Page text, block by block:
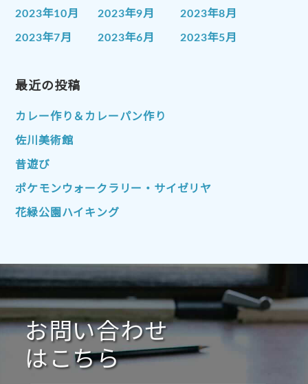
2023年10月 2023年9月 2023年8月
2023年7月 2023年6月 2023年5月
2023年1月
2022年10月 2022年9月
2022年7月
2022年4月
2022年1月 2021年12月 2021年11月
2021年10月 2021年9月
2021年1月 2020年12月 2020年11月
2020年10月 2020年9月 2020年8月
2020年7月 2020年6月 2020年5月
2020年4月 2020年3月 2020年2月
最近の投稿
カレー作り＆カレーパン作り
佐川美術館
昔遊び
ポケモンウォークラリー・サイゼリヤ
花緑公園ハイキング
お問い合わせ
はこちら